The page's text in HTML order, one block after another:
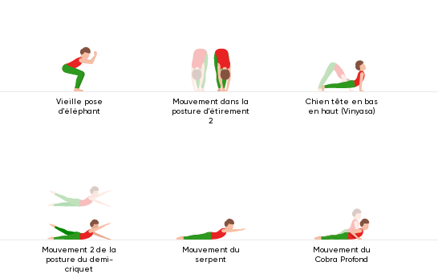
Vieille pose
d'éléphant
Mouvement dans la
posture d'étirement
2
Chien tête en bas
en haut (Vinyasa)
Mouvement 2 de la
posture du demi-
criquet
Mouvement du
serpent
Mouvement du
Cobra Profond